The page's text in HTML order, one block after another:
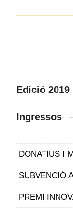
Edició 2019
Ingressos
DONATIUS I
SUBVENCIÓ
PREMI